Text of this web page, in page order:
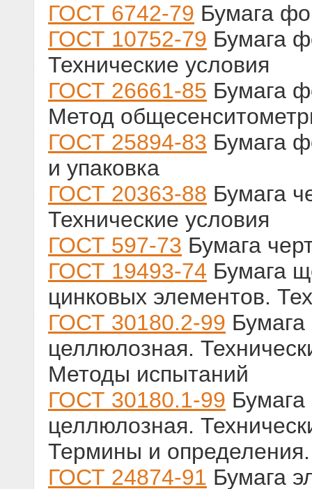
ГОСТ 6742-79 Бумага
ГОСТ 10752-79 Бумага
Технические условия
ГОСТ 26661-85 Бумага
Метод
ГОСТ 25894-83 Бумага
и упаковка
ГОСТ 20363-88 Бумага
Технические условия
ГОСТ 597-73 Бумага
ГОСТ 19493-74 Бумага
цинковых элементов.
ГОСТ 30180.2-99 Бумага
целлюлозная.
Методы испытаний
ГОСТ 30180.1-99 Бумага
целлюлозная.
Термины и
ГОСТ 24874-91 Бумага